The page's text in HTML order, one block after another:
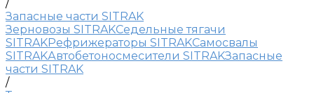
/
Запасные части SITRAK
Зерновозы SITRAKСедельные тягачи
SITRAKРефрижераторы SITRAKСамосвалы
SITRAKАвтобетоносмесители SITRAKЗапасные
части SITRAK
/